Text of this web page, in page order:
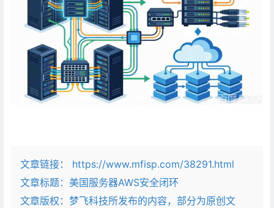
文章链接：
https://www.mfisp.com/38291.html
文章标题： 美国服务器AWS安全闭环
文章版权：梦飞科技所发布的内容，部分为原创文